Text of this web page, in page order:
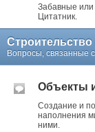
Забавные или
Цитатник.
Вопросы, связанные
Объекты
Создание и
наполнения
ними.